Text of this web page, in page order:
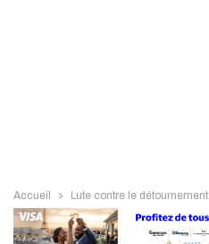
Accueil Lute contre le détournement